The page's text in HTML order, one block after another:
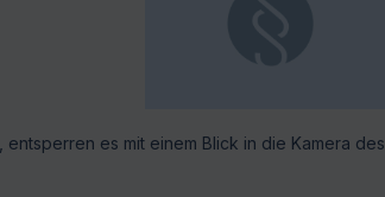
es mit einem Blick in die Kamera des